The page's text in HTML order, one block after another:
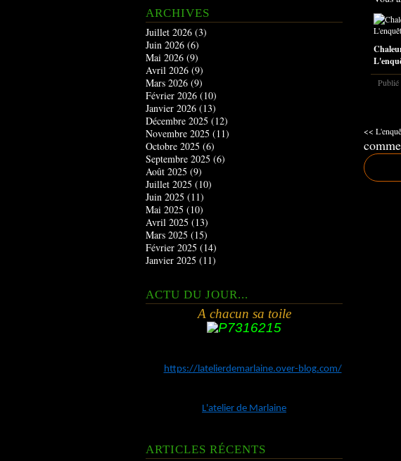
ARCHIVES
Juillet 2026 (3)
Juin 2026 (6)
Mai 2026 (9)
Avril 2026 (9)
Mars 2026 (9)
Février 2026 (10)
Janvier 2026 (13)
Décembre 2025 (12)
Novembre 2025 (11)
Octobre 2025 (6)
Septembre 2025 (6)
Août 2025 (9)
Juillet 2025 (10)
Juin 2025 (11)
Mai 2025 (10)
Avril 2025 (13)
Mars 2025 (15)
Février 2025 (14)
Janvier 2025 (11)
ACTU DU JOUR...
A chacun sa toile
https://latelierdemarlaine.over-blog.com/
L'atelier de Marlaine
ARTICLES RÉCENTS
Publié
<<